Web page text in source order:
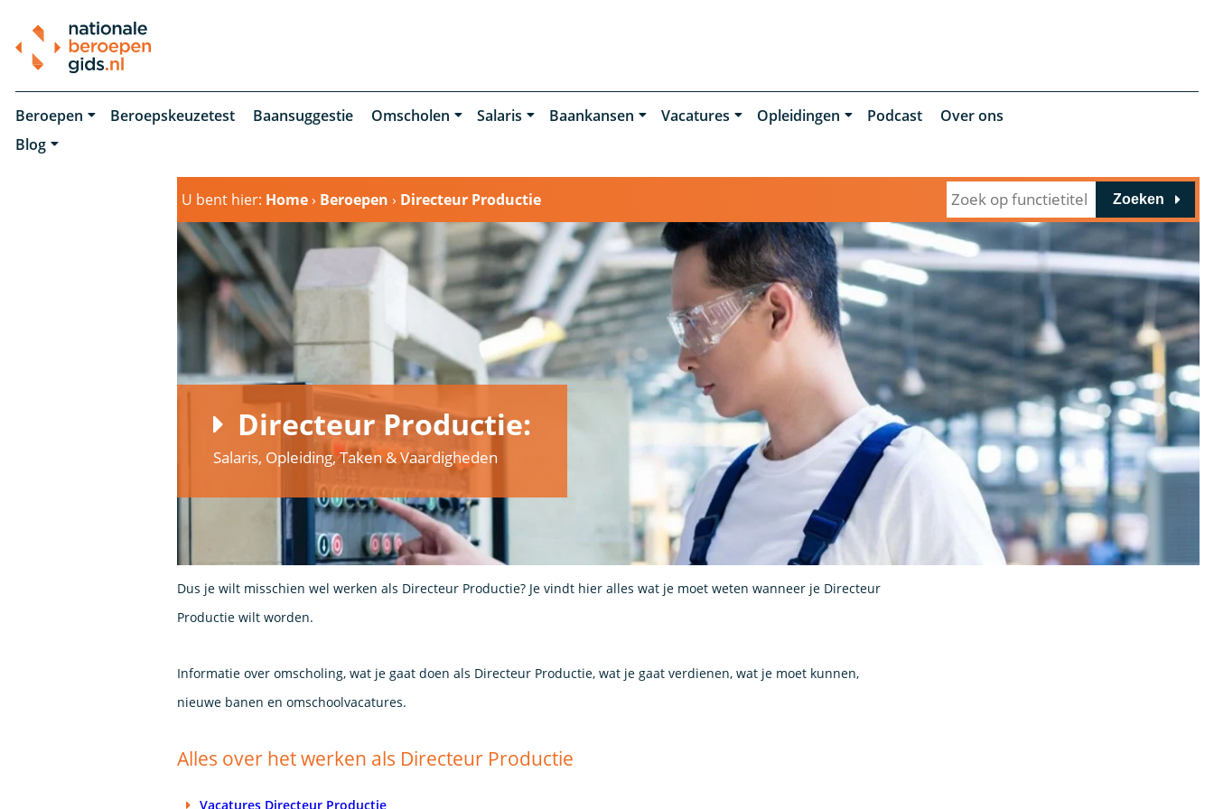
Beroepen Beroepskeuzetest Baansuggestie Omscholen Salaris Baankansen Vacatures Opleidingen Podcast
Over ons
Blog
U bent hier: Home› Beroepen › Directeur Productie Zoeken
Directeur Productie:
Salaris, Opleiding, Taken & Vaardigheden
Dus je wilt misschien wel werken als Directeur Productie? Je vindt hier alles wat je moet weten wanneer je Directeur
Productie wilt worden.
Informatie over omscholing, wat je gaat doen als Directeur Productie, wat je gaat verdienen, wat je moet kunnen,
nieuwe banen en omschoolvacatures.
Alles over het werken als Directeur Productie
Vacatures Directeur Productie